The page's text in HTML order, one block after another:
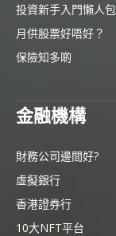
投資新手入門懶人包
月供股票好唔好？
保險知多啲
金融機構
財務公司邊間好?
虛擬銀行
香港證券行
10大NFT平台